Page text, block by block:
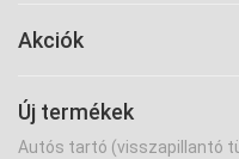
Akciók
Új termékek
Autós tartó (visszapillantó